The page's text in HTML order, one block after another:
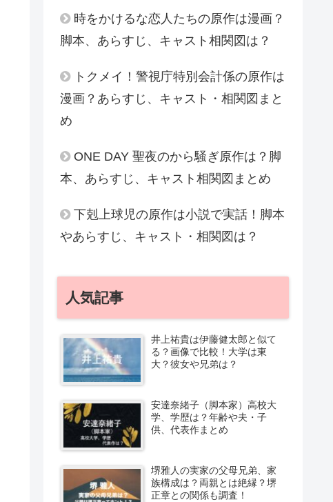
時をかけるな恋人たちの原作は漫画？
脚本、あらすじ、キャスト相関図は？
トクメイ！警視庁特別会計係の原作は
漫画？あらすじ、キャスト・相関図まと
め
ONE DAY 聖夜のから騒ぎ原作は？脚
本、あらすじ、キャスト相関図まとめ
下剋上球児の原作は小説で実話！脚本
やあらすじ、キャスト・相関図は？
人気記事
井上祐貴は伊藤健太郎と似て
る？画像で比較！大学は東
大？彼女や兄弟は？
安達奈緒子（脚本家）高校大
学、学歴は？年齢や夫・子
供、代表作まとめ
堺雅人の実家の父母兄弟、家
族構成は？両親とは絶縁？堺
正章との関係も調査！